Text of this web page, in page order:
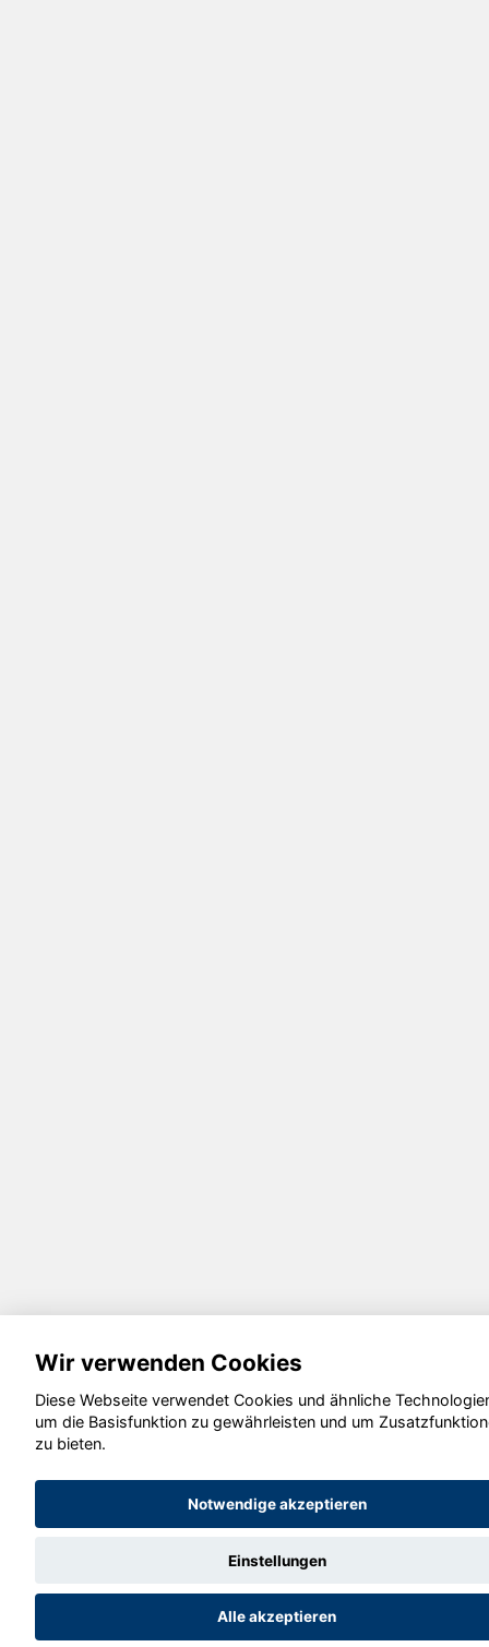
Wir verwenden Cookies
Diese Webseite verwendet Cookies und ähnliche
um die Basisfunktion zu gewährleisten und um
zu bieten.
Notwendige akzeptieren
Einstellungen
Alle akzeptieren